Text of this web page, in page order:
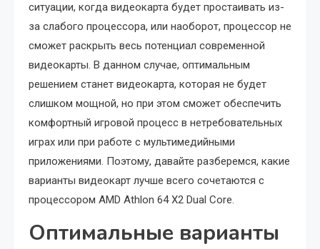
ситуации, когда видеокарта будет простаивать из-
за слабого процессора, или наоборот, процессор не
сможет раскрыть весь потенциал современной
видеокарты. В данном случае, оптимальным
решением станет видеокарта, которая не будет
слишком мощной, но при этом сможет обеспечить
комфортный игровой процесс в нетребовательных
играх или при работе с мультимедийными
приложениями. Поэтому, давайте разберемся, какие
варианты видеокарт лучше всего сочетаются с
процессором AMD Athlon 64 X2 Dual Core.
Оптимальные варианты